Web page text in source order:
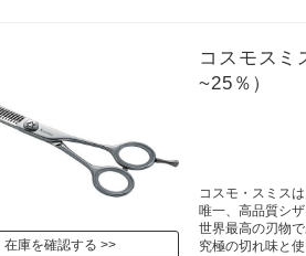
在庫を確認する
コスモス
~25％）
コスモ・スミス
唯一、高品質シ
世界最高の刃物
究極の切れ味と